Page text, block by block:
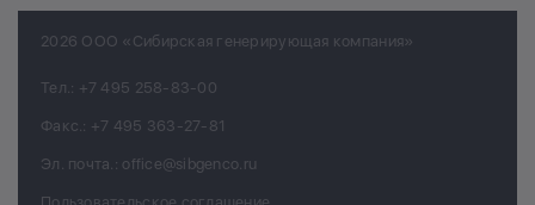
2026 ООО «Сибирская генерирующая компания»
Тел.: +7 495 258-83-00
Факс.: +7 495 363-27-81
Эл. почта.: office@sibgenco.ru